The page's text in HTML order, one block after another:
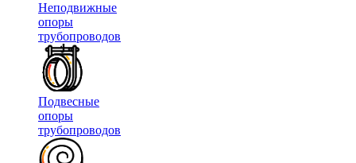
Неподвижные
опоры
трубопроводов
Подвесные
опоры
трубопроводов